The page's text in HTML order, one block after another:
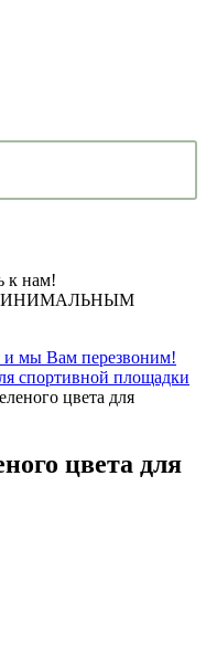
к нам!
и мы Вам перезвоним!
спортивной площадки
цвета для
цвета для